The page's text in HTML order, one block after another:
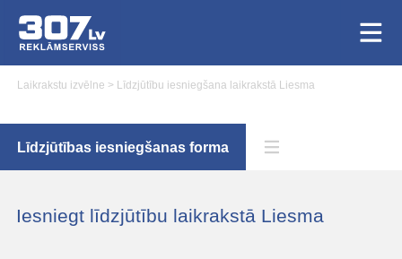
Laikrakstu izvēlne > Līdzjūtību iesniegšana laikrakstā Liesma
Līdzjūtības iesniegšanas forma
Iesniegt līdzjūtību laikrakstā Liesma